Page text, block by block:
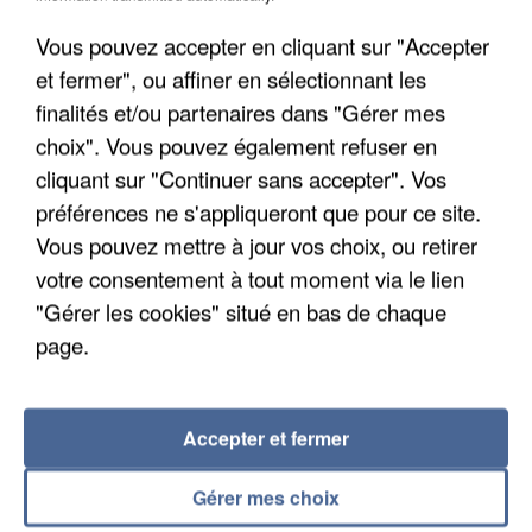
APRÈS TOUTES CES CANICULES, LES REFUGES
DE FAUNE SAUVAGE SONT...
Vous pouvez accepter en cliquant sur "Accepter
et fermer", ou affiner en sélectionnant les
finalités et/ou partenaires dans "Gérer mes
choix". Vous pouvez également refuser en
cliquant sur "Continuer sans accepter". Vos
préférences ne s'appliqueront que pour ce site.
Vous pouvez mettre à jour vos choix, ou retirer
votre consentement à tout moment via le lien
"Gérer les cookies" situé en bas de chaque
page.
Gérer mes choix
Accepter et fermer